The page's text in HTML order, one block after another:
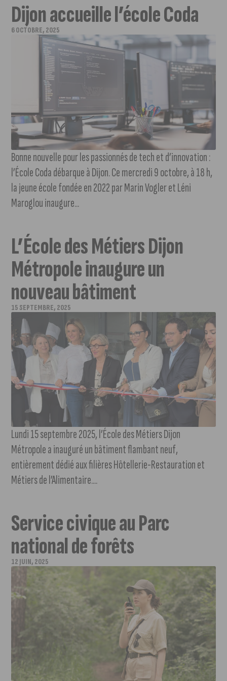
Dijon accueille l’école Coda
6 OCTOBRE, 2025
Bonne nouvelle pour les passionnés de tech et d’innovation :
l’École Coda débarque à Dijon. Ce mercredi 9 octobre, à 18 h,
la jeune école fondée en 2022 par Marin Vogler et Léni
Maroglou inaugure...
L’École des Métiers Dijon
Métropole inaugure un
nouveau bâtiment
15 SEPTEMBRE, 2025
Lundi 15 septembre 2025, l’École des Métiers Dijon
Métropole a inauguré un bâtiment flambant neuf,
entièrement dédié aux filières Hôtellerie-Restauration et
Métiers de l’Alimentaire....
Service civique au Parc
national de forêts
12 JUIN, 2025